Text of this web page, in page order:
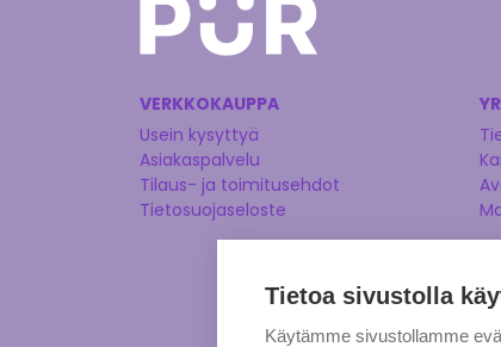
VERKKOKAUPPA
Usein kysyttyä
Asiakaspalvelu
Tilaus- ja toimitusehdot
Tietosuojaseloste
Tietoa sivustolla
Käytämme sivustollamme